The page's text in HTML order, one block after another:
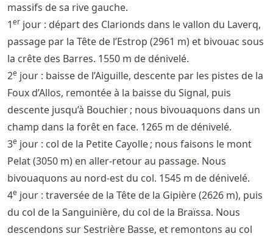
massifs de sa rive gauche.
1er jour : départ des Clarionds dans le vallon du Laverq,
passage par la Tête de l’Estrop (2961 m) et bivouac sous
la crête des Barres. 1550 m de dénivelé.
2e jour : baisse de l’Aiguille, descente par les pistes de la
Foux d’Allos, remontée à la baisse du Signal, puis
descente jusqu’à Bouchier ; nous bivouaquons dans un
champ dans la forêt en face. 1265 m de dénivelé.
3e jour : col de la Petite Cayolle ; nous faisons le mont
Pelat (3050 m) en aller-retour au passage. Nous
bivouaquons au nord-est du col. 1545 m de dénivelé.
4e jour : traversée de la Tête de la Gipière (2626 m), puis
du col de la Sanguinière, du col de la Braïssa. Nous
descendons sur Sestrière Basse, et remontons au col